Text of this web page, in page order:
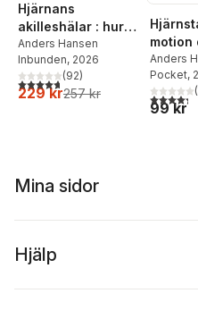
Hjärnans
akilleshälar : hur
din hjärna lurar dig,
och vad du kan
göra åt det
Anders Hansen
Inbunden, 2026
4,7utav 5 stjärnor. Totalt antal
(92)
229 kr257 kr
motion
stärker
Anders
Pocket,
4,3utav (
99 kr
Mina sidor
Hjälp